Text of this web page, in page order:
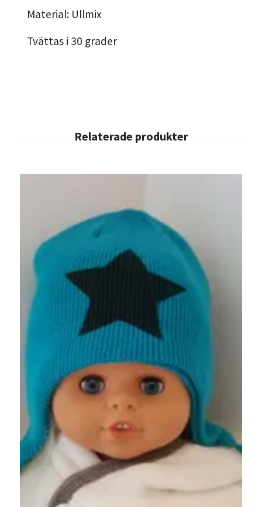
Material: Ullmix
Tvättas i 30 grader